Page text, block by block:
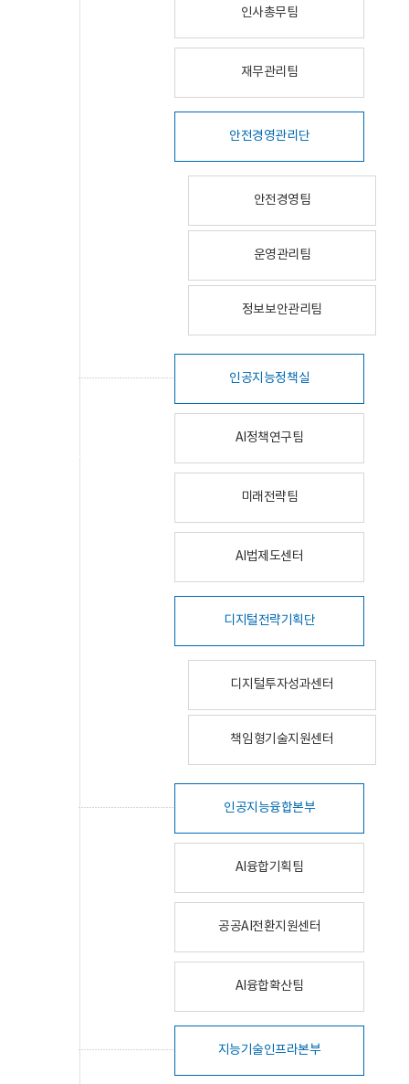
인사총무팀
재무관리팀
안전경영관리단
안전경영팀
운영관리팀
정보보안관리팀
인공지능정책실
AI정책연구팀
미래전략팀
AI법제도센터
디지털전략기획단
디지털투자성과센터
책임형기술지원센터
인공지능융합본부
AI융합기획팀
공공AI전환지원센터
AI융합확산팀
지능기술인프라본부